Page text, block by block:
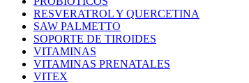
RESVERATROL Y QUERCETINA
SAW PALMETTO
SOPORTE DE TIROIDES
VITAMINAS
VITAMINAS PRENATALES
VITEX